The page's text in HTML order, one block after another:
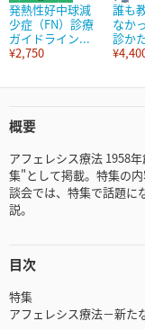
発熱性好中球減
少症（FN）診療
ガイドライン...
¥2,750
誰も
なか
診か
概要
アフェレシス療法 1958
集"として掲載。特集の
談会では、特集で話題に
説。
目次
特集
アフェレシス療法－新た